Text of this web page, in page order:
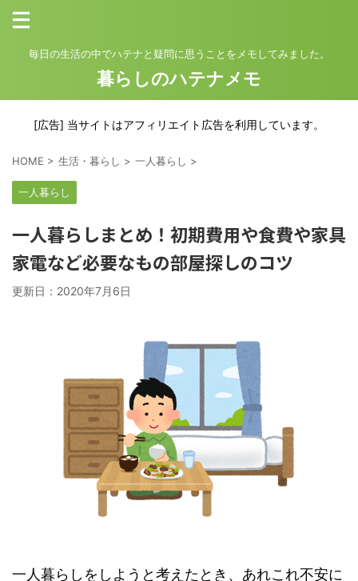
毎日の生活の中でハテナと疑問に思うことをメモしてみました。
暮らしのハテナメモ
[広告] 当サイトはアフィリエイト広告を利用しています。
HOME > 生活・暮らし > 一人暮らし >
一人暮らし
一人暮らしまとめ！初期費用や食費や家具
家電など必要なもの部屋探しのコツ
更新日： 2020年7月6日
一人暮らしをしようと考えたとき、あれこれ不安に